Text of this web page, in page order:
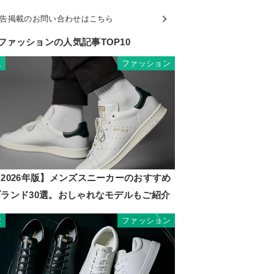
掲載のお問い合わせはこちら
ァッションの人気記事TOP10
ファッション
年版】メンズスニーカーのおすすめ
ンド30選。おしゃれなモデルもご紹介
ファッション